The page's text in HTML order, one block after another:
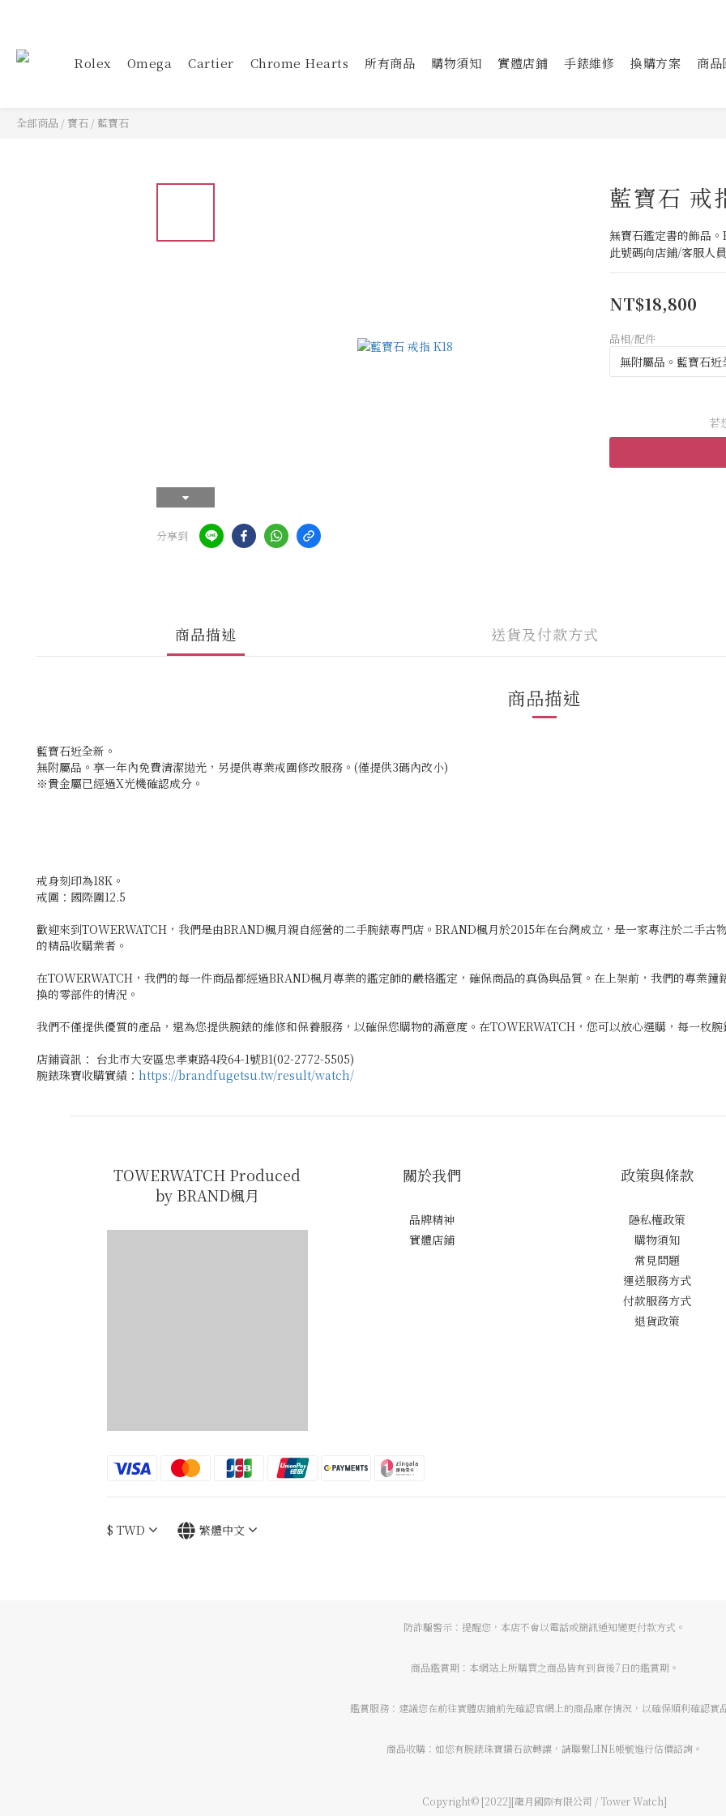
Rolex Omega Cartier Chrome Hearts 所有商品 購物須知 實體店鋪 手錶維修 換購方案 商品
全部商品 / 寶石 /藍寶石
分享到
藍寶石 戒
無寶石鑑定書的飾品
此號碼向店鋪/客服人
NT$18,800
品相/配件
若
商品描述 送貨及付款方式
商品描述
藍寶石近全新。
無附屬品。享一年內免費清潔拋光，另提供專業戒圍修改服務。(僅提供3碼內改小)
※貴金屬已經過X光機確認成分。
戒身刻印為18K。
戒圍：國際圍12.5
歡迎來到TOWERWATCH，我們是由BRAND楓月親自經營的二手腕錶專門店。BRAND楓月於2015年在台灣成立，是一家專注於二手
的精品收購業者。
在TOWERWATCH，我們的每一件商品都經過BRAND楓月專業的鑑定師的嚴格鑑定，確保商品的真偽與品質。在上架前，我們的專業
換的零部件的情況。
我們不僅提供優質的產品，還為您提供腕錶的維修和保養服務，以確保您購物的滿意度。在TOWERWATCH，您可以放心選購，每一枚
店鋪資訊： 台北市大安區忠孝東路4段64-1號B1(02-2772-5505)
腕錶珠寶收購實績： https://brandfugetsu.tw/result/watch/
TOWERWATCH Produced
by BRAND楓月
關於我們
品牌精神
實體店鋪
政策與條款
隱私權政策
購物須知
常見問題
運送服務方式
付款服務方式
退貨政策
$ TWD 繁體中文
防詐騙警示：提醒您，本店不會以電話或簡訊通知變更付款方式。
商品鑑賞期：本網站上所購買之商品皆有到貨後7日的鑑賞期。
鑑賞服務：建議您在前往實體店鋪前先確認官網上的商品庫存情況，以確保順利確認實
商品收購：如您有腕錶珠寶鑽石欲轉讓，請聯繫LINE帳號進行估價諮詢。
Copyright© [2022][龍月國際有限公司 / Tower Watch]